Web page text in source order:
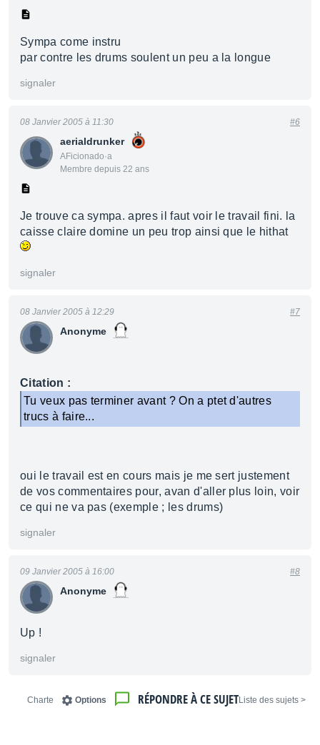
Sympa come instru
par contre les drums soulent un peu a la longue
signaler
aerialdrunker
AFicionado·a
Membre depuis 22 ans
08 Janvier 2005 à 11:30 #6
Je trouve ca sympa. apres il faut voir le travail fini. la
caisse claire domine un peu trop ainsi que le hithat
signaler
Anonyme
08 Janvier 2005 à 12:29 #7
Citation :
Tu veux pas terminer avant ? On a ptet d'autres
trucs à faire...
oui le travail est en cours mais je me sert justement
de vos commentaires pour, avan d'aller plus loin, voir
ce qui ne va pas (exemple ; les drums)
signaler
Anonyme
09 Janvier 2005 à 16:00 #8
Up !
signaler
< Liste des sujets
RÉPONDRE À CE SUJET
Options
Charte